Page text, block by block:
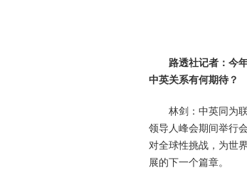
路透社记者：今
中英关系有何期待？
林剑：中英同为
领导人峰会期间举行
对全球性挑战，为世
展的下一个篇章。